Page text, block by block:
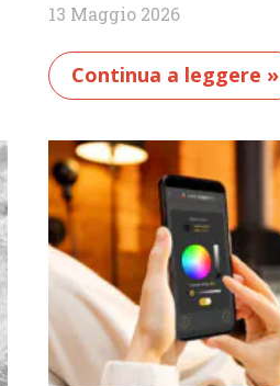
13 Maggio 2026
Continua a leggere »